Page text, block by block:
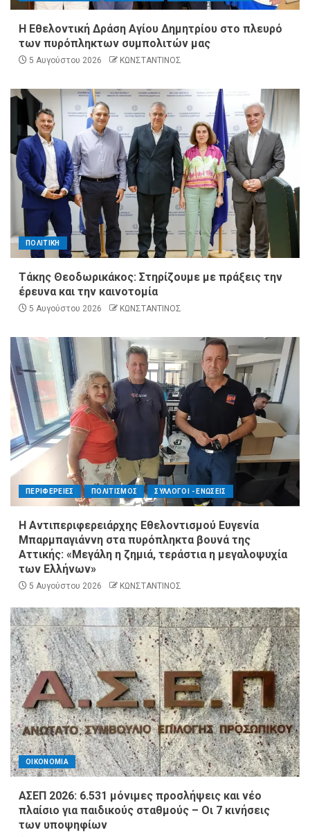
Η Εθελοντική Δράση Αγίου Δημητρίου στο πλευρό
των πυρόπληκτων συμπολιτών μας
5 Αυγούστου 2026 ΚΩΝΣΤΑΝΤΙΝΟΣ
ΠΟΛΙΤΙΚΗ
Τάκης Θεοδωρικάκος: Στηρίζουμε με πράξεις την
έρευνα και την καινοτομία
5 Αυγούστου 2026 ΚΩΝΣΤΑΝΤΙΝΟΣ
ΠΕΡΙΦΕΡΕΙΕΣ ΠΟΛΙΤΙΣΜΟΣ ΣΥΛΛΟΓΟΙ - ΕΝΩΣΕΙΣ
Η Αντιπεριφερειάρχης Εθελοντισμού Ευγενία
Μπαρμπαγιάννη στα πυρόπληκτα βουνά της
Αττικής: «Μεγάλη η ζημιά, τεράστια η μεγαλοψυχία
των Ελλήνων»
5 Αυγούστου 2026 ΚΩΝΣΤΑΝΤΙΝΟΣ
ΟΙΚΟΝΟΜΙΑ
ΑΣΕΠ 2026: 6.531 μόνιμες προσλήψεις και νέο
πλαίσιο για παιδικούς σταθμούς – Οι 7 κινήσεις
των υποψηφίων